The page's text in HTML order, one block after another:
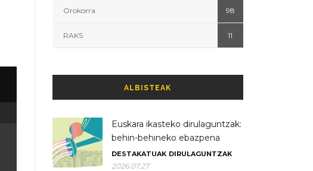
Orokorra 98
RAKS 11
ALBISTEAK
Euskara ikasteko dirulaguntzak:
behin-behineko ebazpena
DESTAKATUAK DIRULAGUNTZAK
2026.07.27